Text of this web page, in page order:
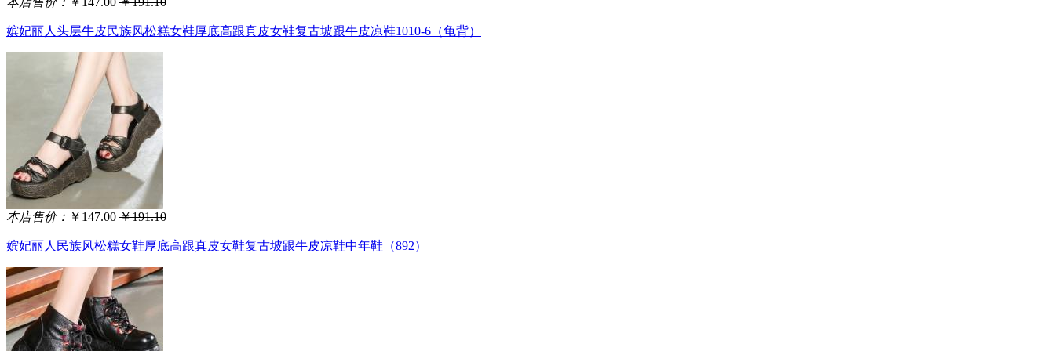
嫔妃丽人头层牛皮民族风松糕女鞋厚底高跟真皮女鞋复古坡跟牛皮凉鞋1010-6（龟背）
本店售价： ￥147.00 ￥191.10
嫔妃丽人民族风松糕女鞋厚底高跟真皮女鞋复古坡跟牛皮凉鞋中年鞋（892）